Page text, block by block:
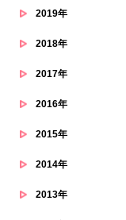
2019年
2018年
2017年
2016年
2015年
2014年
2013年